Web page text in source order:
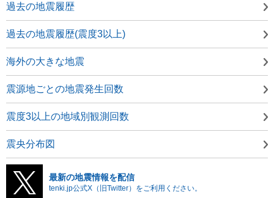
過去の地震履歴
過去の地震履歴(震度3以上)
海外の大きな地震
震源地ごとの地震発生回数
震度3以上の地域別観測回数
震央分布図
最新の地震情報を配信
tenki.jp公式X（旧Twitter）をご利用ください。